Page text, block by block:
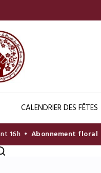
CALENDRIER DES FÊTES
•Abonnement floral →